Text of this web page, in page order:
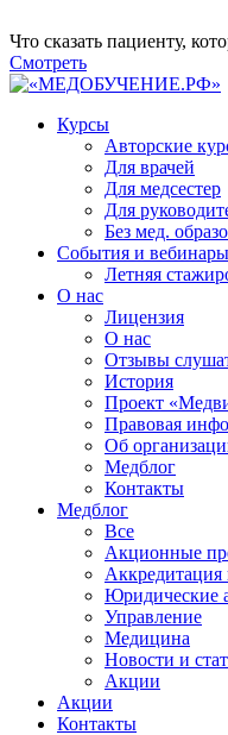
Что сказать пациенту,
Смотреть
Курсы
Авторские
Для врачей
Для медсестер
Для
Без мед.
События и вебинары
Летняя
О нас
Лицензия
О нас
Отзывы
История
Проект
Правовая
Об
Медблог
Контакты
Медблог
Все
Акционные
Аккредитация
Юридические
Управление
Медицина
Новости и
Акции
Акции
Контакты